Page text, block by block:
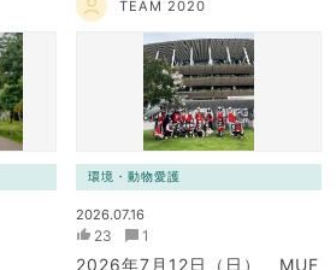
TEAM 2020
環境・動物愛護
2026.07.16
23 1
2026年7月12日（日） MUF